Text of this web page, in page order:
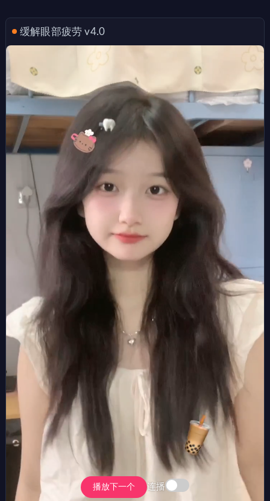
缓解眼部疲劳 v4.0
播放下一个 连播